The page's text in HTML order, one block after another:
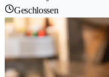
Geschlossen